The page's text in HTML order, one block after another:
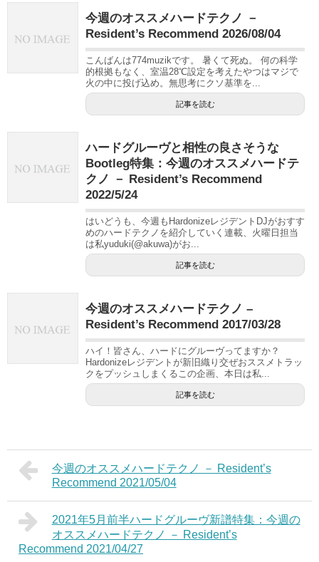
今週のオススメハードテクノ －
Resident’s Recommend 2026/08/04
こんばんは774muzikです。 暑くて死ぬ。 何の科学
的根拠もなく、室温28℃設定を考えたやつはマジで
火の中に投げ込め。無思考にクソ基準を...
記事を読む
ハードグルーヴと相性の良さそうな
Bootleg特集：今週のオススメハードテ
クノ － Resident’s Recommend
2022/5/24
はいどうも、今週もHardonizeレジデントDJがおすす
めのハードテクノを紹介していく連載、火曜日担当
は私yuduki(@akuwa)がお...
記事を読む
今週のオススメハードテクノ –
Resident’s Recommend 2017/03/28
ハイ！皆さん、ハードにグルーヴってますか？
Hardonizeレジデントが新旧織り交ぜおススメトラッ
クをプッシュしまくるこの企画、本日は私...
記事を読む
今週のオススメハードテクノ － Resident’s
Recommend 2021/05/04
2021年5月前半ハードグルーヴ新譜特集：今週の
オススメハードテクノ － Resident’s
Recommend 2021/04/27